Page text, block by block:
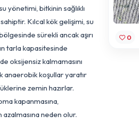
Stratejisi
su yönetimi, bitkinin sağlıklı
öneme sahiptir. Kılcal kök gelişimi, su
kök bölgesinde sürekli ancak aşırı
Toprağın tarla kapasitesinde